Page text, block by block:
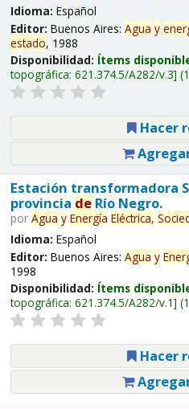
Idioma: Español
Editor: Buenos Aires: Agua y
estado, 1988
Disponibilidad: Ítems
topográfica: 621.374.5/A282/v.3
Hacer
Estación transformadora
provincia deRío Negro.
por Agua y Energía Eléctrica,
Idioma: Español
Editor: Buenos Aires: Agua y
1998
Disponibilidad: Ítems
topográfica: 621.374.5/A282/v.1
Hacer